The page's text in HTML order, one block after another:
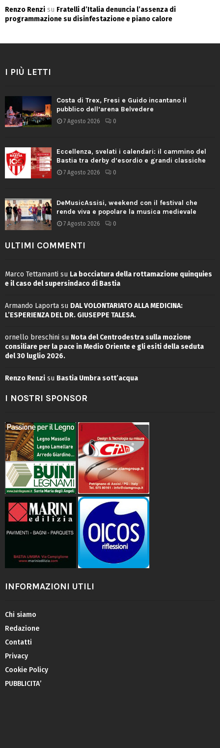
Renzo Renzi su Fratelli d’Italia denuncia l’assenza di
programmazione su disinfestazione e piano calore
I PIÙ LETTI
Costa di Trex, Fresi e Guido incantano il
pubblico dell’arena Belvedere
7 Agosto 2026 0
Eccellenza, svelati i calendari: il cammino del
Bastia tra derby d’esordio e grandi classiche
7 Agosto 2026 0
DeMusicAssisi, weekend con il festival che
rende viva e popolare la musica medievale
7 Agosto 2026 0
ULTIMI COMMENTI
Marco Tettamanti su La bocciatura della rottamazione quinquies
e il caso del supersindaco di Bastia
Armando Laporta su DAL VOLONTARIATO ALLA MEDICINA:
L’ESPERIENZA DEL DR. GIUSEPPE TALESA.
ornello breschini su Nota del Centrodestra sulla mozione
consiliare per la pace in Medio Oriente e gli esiti della seduta
del 30 luglio 2026.
Renzo Renzi su Bastia Umbra sott’acqua
I NOSTRI SPONSOR
INFORMAZIONI UTILI
Chi siamo
Redazione
Contatti
Privacy
Cookie Policy
PUBBLICITA’